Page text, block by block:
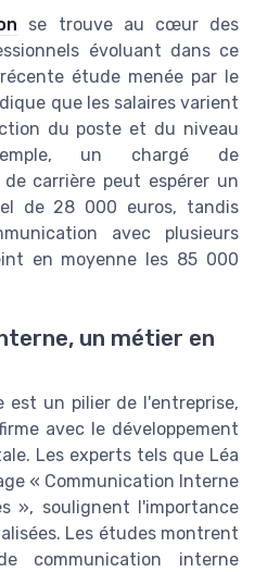
se trouve au cœur des
évoluant dans ce
étude menée par le
que les salaires varient
du poste et du niveau
un chargé de
carrière peut espérer un
de 28 000 euros, tandis
avec plusieurs
en moyenne les 85 000
un métier en
est un pilier de l'entreprise,
avec le développement
Les experts tels que Léa
« Communication Interne
», soulignent l'importance
Les études montrent
communication interne